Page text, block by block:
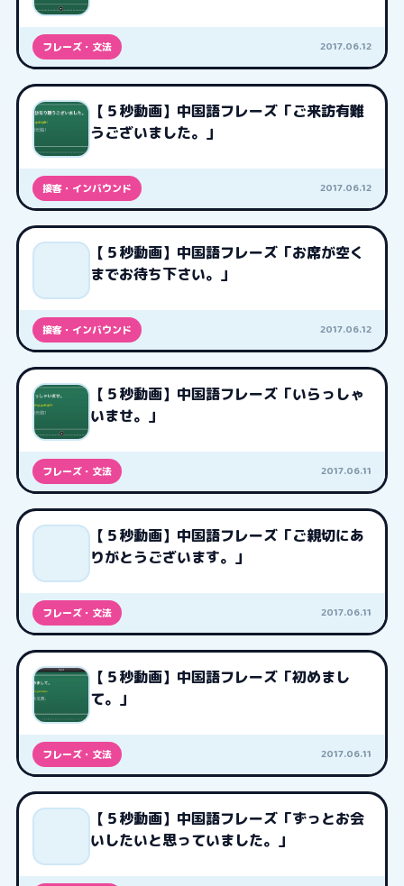
フレーズ・文法 2017.06.12
【５秒動画】中国語フレーズ「ご来訪有難
うございました。」
接客・インバウンド 2017.06.12
【５秒動画】中国語フレーズ「お席が空く
までお待ち下さい。」
接客・インバウンド 2017.06.12
【５秒動画】中国語フレーズ「いらっしゃ
いませ。」
フレーズ・文法 2017.06.11
【５秒動画】中国語フレーズ「ご親切にあ
りがとうございます。」
フレーズ・文法 2017.06.11
【５秒動画】中国語フレーズ「初めまし
て。」
フレーズ・文法 2017.06.11
【５秒動画】中国語フレーズ「ずっとお会
いしたいと思っていました。」